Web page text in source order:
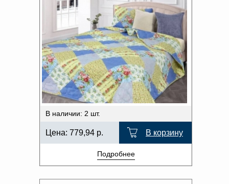
В наличии: 2 шт.
Цена: 779,94 р. В корзину
Подробнее